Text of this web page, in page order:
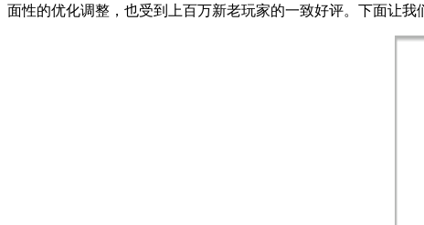
面性的优化调整，也受到上百万新老玩家的一致好评。下面让